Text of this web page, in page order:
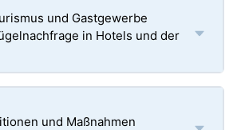
und Gastgewerbe
in Hotels und der
und Maßnahmen